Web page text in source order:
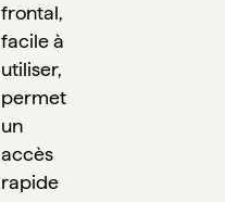
frontal,
facile à
utiliser,
permet
un
accès
rapide